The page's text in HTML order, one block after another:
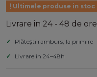
Ultimele produse in stoc
Livrare in 24 - 48 de ore
Plătești ramburs, la primire
Livrare în 24–48h